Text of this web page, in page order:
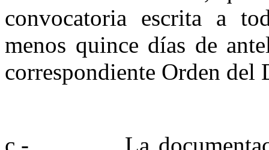
convocatoria escrita a
menos quince días de
correspondiente Orden del